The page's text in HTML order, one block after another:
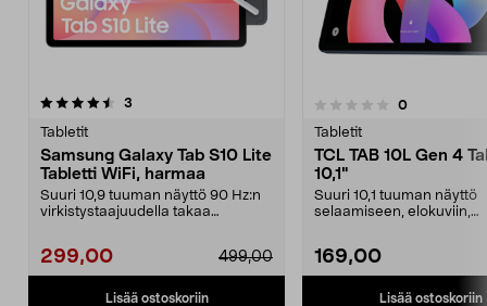
3
Tabletit
Samsung Galaxy Tab S10 Lite
Tabletti WiFi, harmaa
Suuri 10,9 tuuman näyttö 90 Hz:n
virkistystaajuudella takaa
299,00 499,00
Lisää ostoskoriin
0.0 viidestä
0arvostelut
Tabletit
TCL TAB 10L Gen 4
10,1"
Suuri 10,1 tuuman näyttö
selaamiseen, elokuviin,
169,00
Lisää ostoskoriin
0.0 viidestä